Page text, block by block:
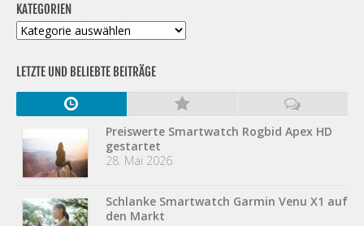
KATEGORIEN
Kategorien
LETZTE UND BELIEBTE BEITRÄGE
Preiswerte Smartwatch Rogbid Apex HD
gestartet
28. Mai 2026
Schlanke Smartwatch Garmin Venu X1 auf
den Markt